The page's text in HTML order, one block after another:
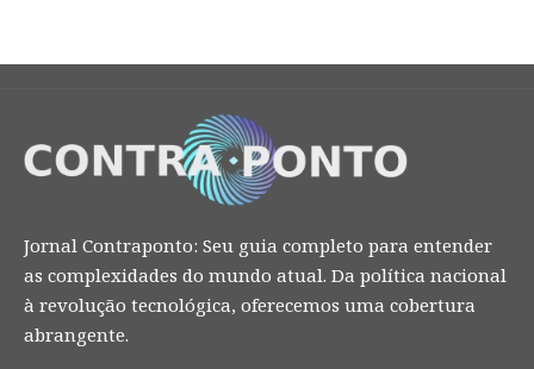
Jornal Contraponto: Seu guia completo para entender
as complexidades do mundo atual. Da política nacional
à revolução tecnológica, oferecemos uma cobertura
abrangente.